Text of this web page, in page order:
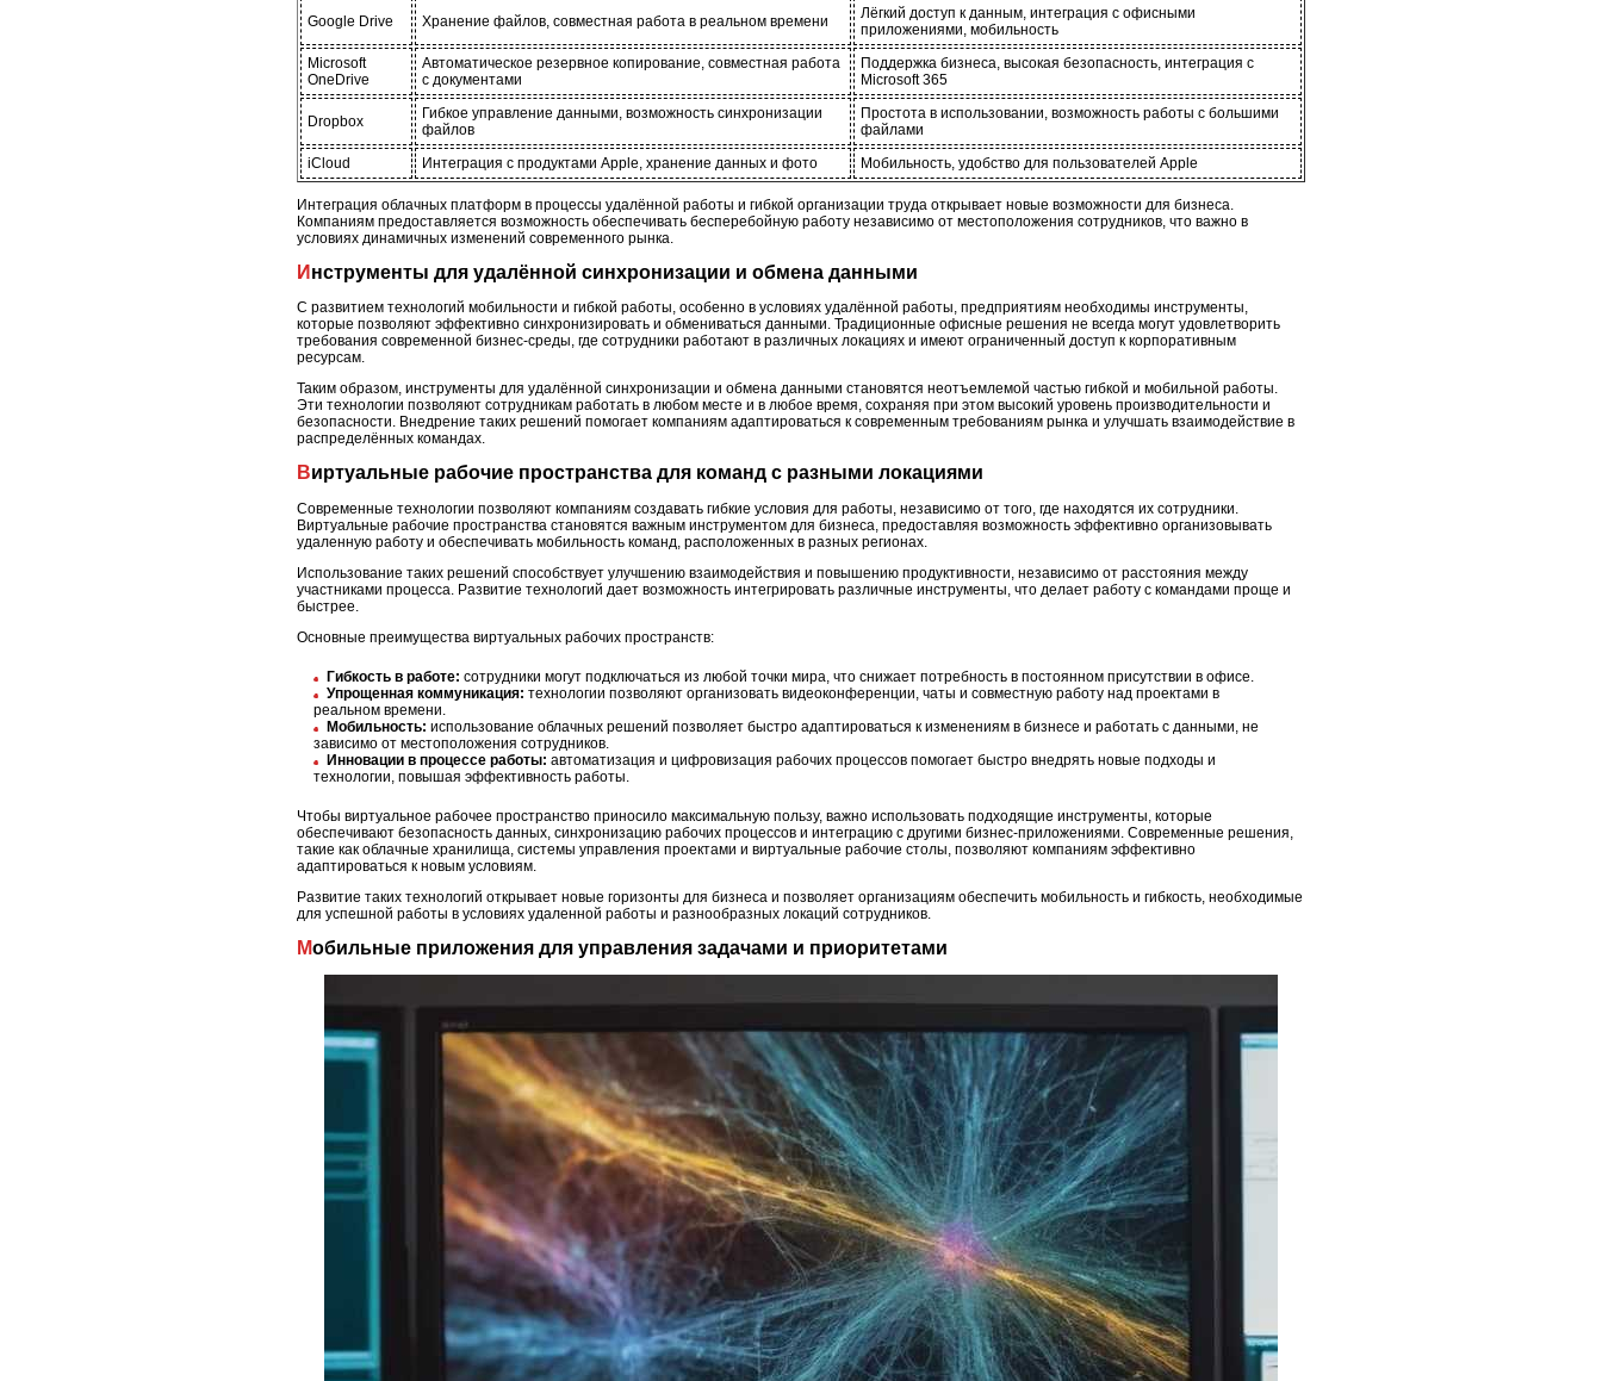
Google Drive Хранение файлов, совместная работа в реальном времени
Лёгкий доступ к данным, интеграция с офисными
приложениями, мобильность
Microsoft
OneDrive
Автоматическое резервное копирование, совместная работа
с документами
Поддержка бизнеса, высокая безопасность, интеграция с
Microsoft 365
Dropbox
Гибкое управление данными, возможность синхронизации
файлов
Простота в использовании, возможность работы с большими
файлами
iCloud
Интеграция с продуктами Apple, хранение данных и фото Мобильность, удобство для пользователей Apple
Интеграция облачных платформ в процессы удалённой работы и гибкой организации труда открывает новые возможности для бизнеса.
Компаниям предоставляется возможность обеспечивать бесперебойную работу независимо от местоположения сотрудников, что важно в
условиях динамичных изменений современного рынка.
Инструменты для удалённой синхронизации и обмена данными
С развитием технологий мобильности и гибкой работы, особенно в условиях удалённой работы, предприятиям необходимы инструменты,
которые позволяют эффективно синхронизировать и обмениваться данными. Традиционные офисные решения не всегда могут удовлетворить
требования современной бизнес-среды, где сотрудники работают в различных локациях и имеют ограниченный доступ к корпоративным
ресурсам.
Таким образом, инструменты для удалённой синхронизации и обмена данными становятся неотъемлемой частью гибкой и мобильной работы.
Эти технологии позволяют сотрудникам работать в любом месте и в любое время, сохраняя при этом высокий уровень производительности и
безопасности. Внедрение таких решений помогает компаниям адаптироваться к современным требованиям рынка и улучшать взаимодействие в
распределённых командах.
Виртуальные рабочие пространства для команд с разными локациями
Современные технологии позволяют компаниям создавать гибкие условия для работы, независимо от того, где находятся их сотрудники.
Виртуальные рабочие пространства становятся важным инструментом для бизнеса, предоставляя возможность эффективно организовывать
удаленную работу и обеспечивать мобильность команд, расположенных в разных регионах.
Использование таких решений способствует улучшению взаимодействия и повышению продуктивности, независимо от расстояния между
участниками процесса. Развитие технологий дает возможность интегрировать различные инструменты, что делает работу с командами проще и
быстрее.
Основные преимущества виртуальных рабочих пространств:
Гибкость в работе: сотрудники могут подключаться из любой точки мира, что снижает потребность в постоянном присутствии в офисе.
Упрощенная коммуникация: технологии позволяют организовать видеоконференции, чаты и совместную работу над проектами в
реальном времени.
Мобильность: использование облачных решений позволяет быстро адаптироваться к изменениям в бизнесе и работать с данными, не
зависимо от местоположения сотрудников.
Инновации в процессе работы: автоматизация и цифровизация рабочих процессов помогает быстро внедрять новые подходы и
технологии, повышая эффективность работы.
Чтобы виртуальное рабочее пространство приносило максимальную пользу, важно использовать подходящие инструменты, которые
обеспечивают безопасность данных, синхронизацию рабочих процессов и интеграцию с другими бизнес-приложениями. Современные решения,
такие как облачные хранилища, системы управления проектами и виртуальные рабочие столы, позволяют компаниям эффективно
адаптироваться к новым условиям.
Развитие таких технологий открывает новые горизонты для бизнеса и позволяет организациям обеспечить мобильность и гибкость, необходимые
для успешной работы в условиях удаленной работы и разнообразных локаций сотрудников.
Мобильные приложения для управления задачами и приоритетами